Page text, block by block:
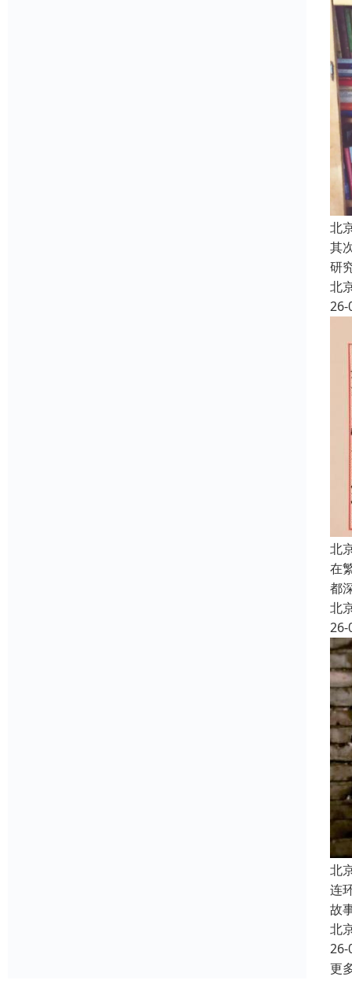
北
其
研
北
26-
北
在
都
北
26-
北
连
故
北
26-
更